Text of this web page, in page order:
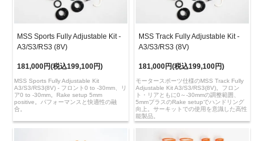
MSS Sports Fully Adjustable Kit -
A3/S3/RS3 (8V)
181,000円(税込199,100円)
MSS Sports Fully Adjustable Kit
A3/S3/RS3(8V) - フロント0 to -30mm、リ
ア0 to -30mm。Rake setup 5mm
positive。パフォーマンスと快適性の融
合。
MSS Track Fully Adjustable Kit -
A3/S3/RS3 (8V)
181,000円(税込199,100円)
モータースポーツ仕様のMSS Track Fully
Adjustable Kit A3/S3/RS3(8V)。フロン
ト・リアともに0～-30mmの調整範囲、
5mmプラスのRake setupでハンドリング
向上。サーキットでの使用を意識した高性
能製品。